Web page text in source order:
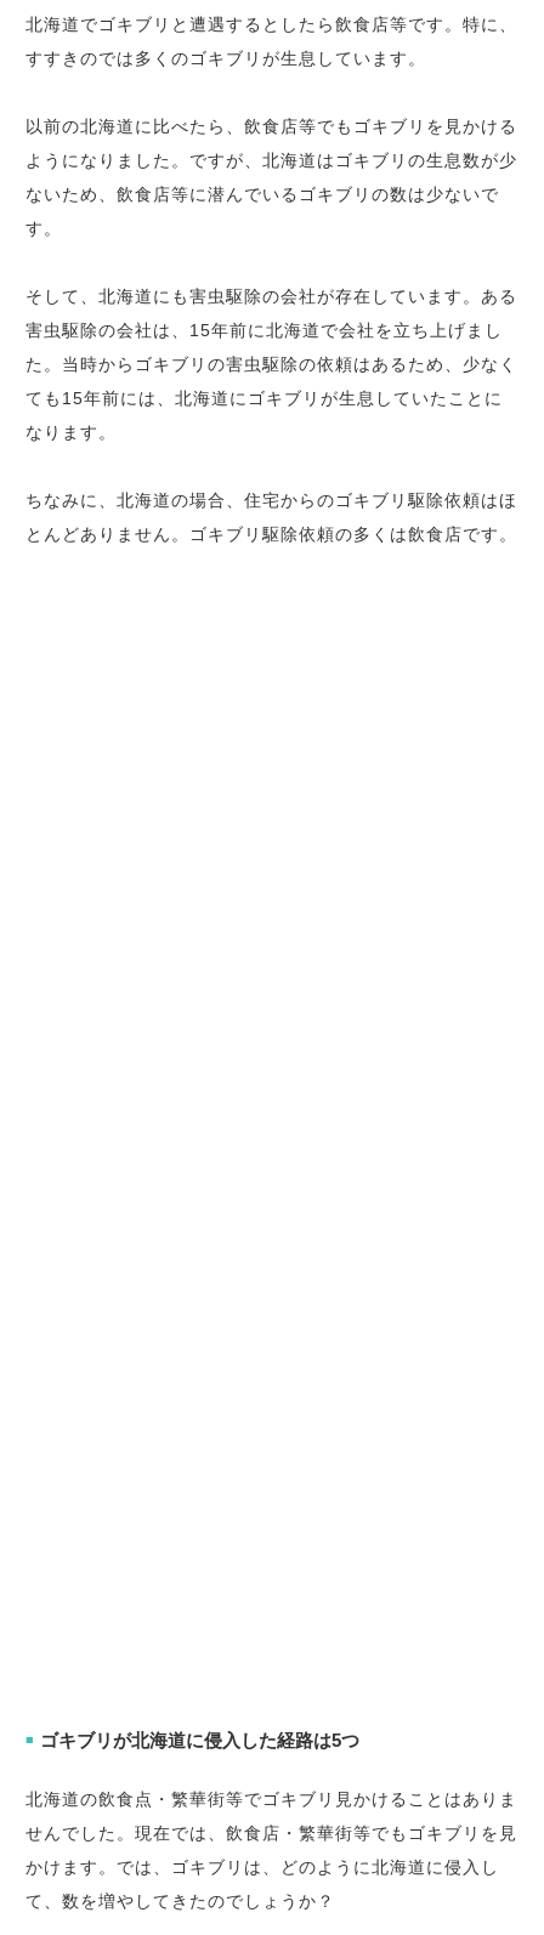
北海道でゴキブリと遭遇するとしたら飲食店等です。特に、
すすきのでは多くのゴキブリが生息しています。
以前の北海道に比べたら、飲食店等でもゴキブリを見かける
ようになりました。ですが、北海道はゴキブリの生息数が少
ないため、飲食店等に潜んでいるゴキブリの数は少ないで
す。
そして、北海道にも害虫駆除の会社が存在しています。ある
害虫駆除の会社は、15年前に北海道で会社を立ち上げまし
た。当時からゴキブリの害虫駆除の依頼はあるため、少なく
ても15年前には、北海道にゴキブリが生息していたことに
なります。
ちなみに、北海道の場合、住宅からのゴキブリ駆除依頼はほ
とんどありません。ゴキブリ駆除依頼の多くは飲食店です。
■ ゴキブリが北海道に侵入した経路は5つ
北海道の飲食点・繁華街等でゴキブリ見かけることはありま
せんでした。現在では、飲食店・繁華街等でもゴキブリを見
かけます。では、ゴキブリは、どのように北海道に侵入し
て、数を増やしてきたのでしょうか？